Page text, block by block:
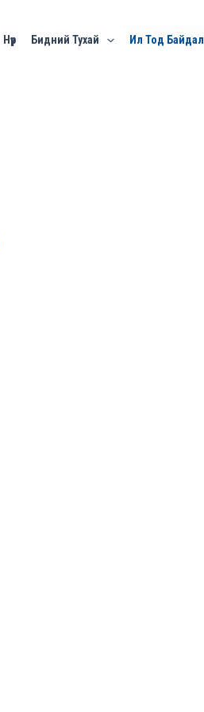
Нүүр Бидний Тухай Ил Тод Байдал